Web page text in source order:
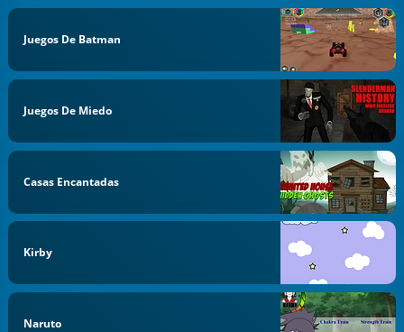
Juegos De Batman
Juegos De Miedo
Casas Encantadas
Kirby
Naruto